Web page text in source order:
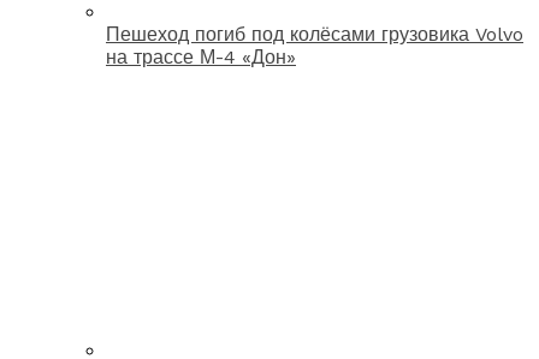
Пешеход погиб под колёсами грузовика Volvo
на трассе М-4 «Дон»